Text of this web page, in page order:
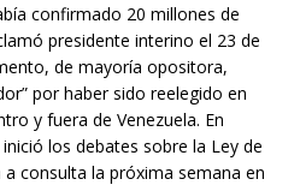
confirmado 20 millones de
presidente interino el 23 de
de mayoría opositora,
por haber sido reelegido en
y fuera de Venezuela. En
los debates sobre la Ley de
consulta la próxima semana en